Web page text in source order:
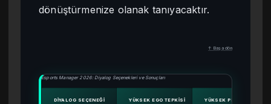
dönüştürmenize olanak tanıyacaktır.
↑ Başa dön
Esports Manager 2026: Diyalog Seçenekleri ve Sonuçları
DIYALOG SEÇENEĞI YÜKSEK EGO TEPKISI YÜKSEK